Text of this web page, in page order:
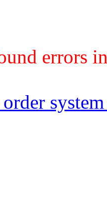
errors